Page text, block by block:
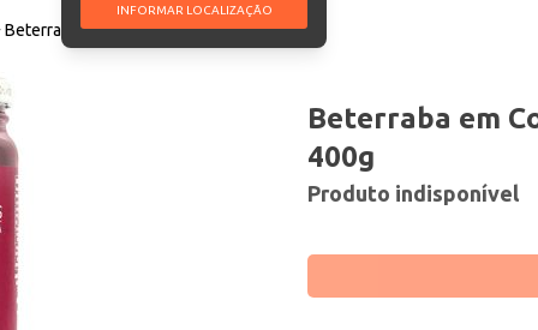
INFORMAR LOCALIZAÇÃO
Beterraba em Conserva Hemmer 400g
Beterraba em
400g
Produto indisponível